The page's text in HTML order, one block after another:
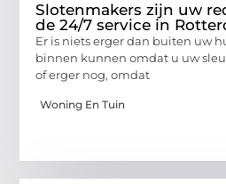
Slotenmakers zijn uw
de 24/7 service in
Er is niets erger dan buiten uw
binnen kunnen omdat u uw
of erger nog, omdat
Woning En Tuin